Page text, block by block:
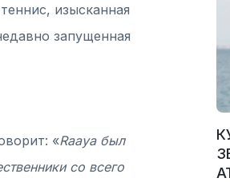
изысканная
запущенная
«Raaya был
со всего